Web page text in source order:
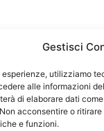
Gestisci
esperienze, utilizziamo
alle informazioni
di elaborare dati
acconsentire o
e funzioni.